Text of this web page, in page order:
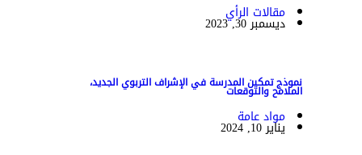
مقالات الرأي
ديسمبر 30, 2023
نموذج تمكين المدرسة في الإشراف التربوي الجديد،
الملامح والتوقعات
مواد عامة
يناير 10, 2024